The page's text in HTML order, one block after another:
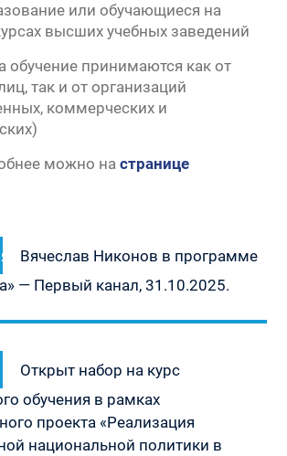
или обучающиеся на
высших учебных заведений
обучение принимаются как от
так и от организаций
коммерческих и
можно на странице
запись:
Вячеслав Никонов в программе
— Первый канал, 31.10.2025.
запись:
Открыт набор на курс
обучения в рамках
проекта «Реализация
национальной политики в